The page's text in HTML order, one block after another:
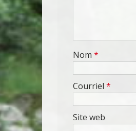
Nom *
Courriel *
Site web